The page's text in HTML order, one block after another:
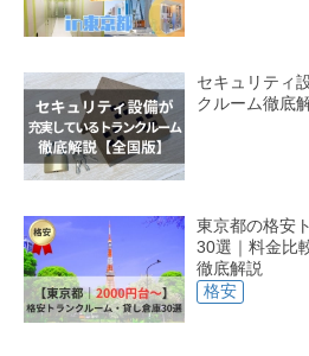
セキュリティ
クルーム徹底
東京都の格安
30選｜料金比
徹底解説
格安